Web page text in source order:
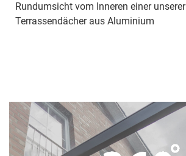
Rundumsicht vom Inneren einer unserer
Terrassendächer aus Aluminium